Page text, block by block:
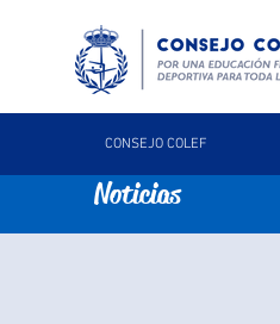
CONSEJO COLEF
Noticias